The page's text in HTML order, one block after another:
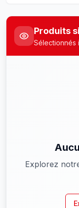
Produits
Sélectionnés
Explorez